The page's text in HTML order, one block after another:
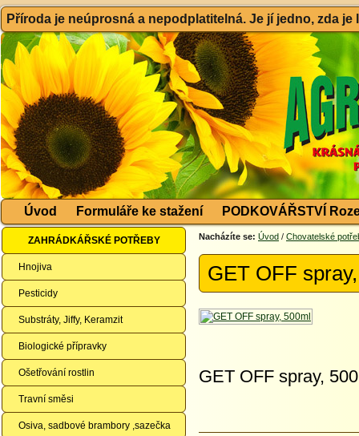
Příroda je neúprosná a nepodplatitelná. Je jí jedno, zda
Úvod Formuláře ke stažení PODKOVÁŘSTVÍ
ZAHRÁDKÁŘSKÉ POTŘEBY
Hnojiva
Pesticidy
Substráty, Jiffy, Keramzit
Biologické přípravky
Ošetřování rostlin
Travní směsi
Osiva, sadbové brambory ,sazečka
Nacházíte se: Úvod / Chovatelské
GET OFF
GET OFF spray,